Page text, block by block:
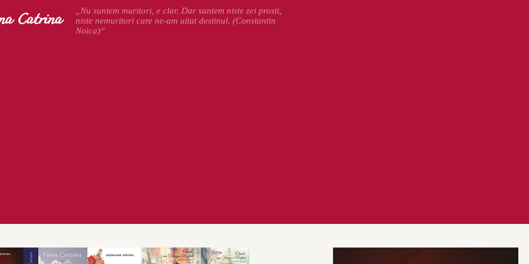
Catrina
„Nu suntem muritori, e clar. Dar suntem niste zei prosti,
niste nemuritori care ne-am uitat destinul. (Constantin
Noica)“